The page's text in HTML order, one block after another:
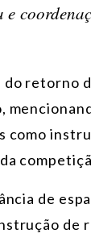
retorno
como
de
de